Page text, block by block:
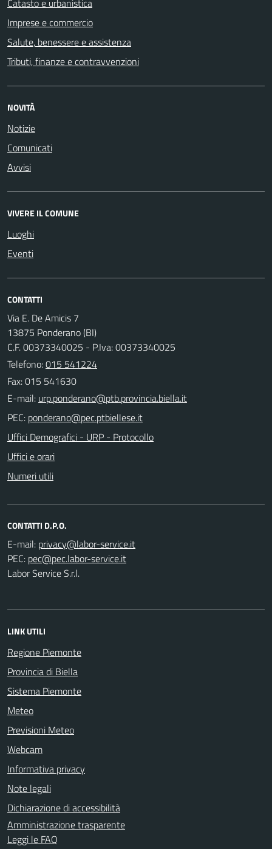
Catasto e urbanistica
Imprese e commercio
Salute, benessere e assistenza
Tributi, finanze e contravvenzioni
NOVITÀ
Notizie
Comunicati
Avvisi
VIVERE IL COMUNE
Luoghi
Eventi
CONTATTI
Via E. De Amicis 7
13875 Ponderano (BI)
C.F. 00373340025 - P.Iva: 00373340025
Telefono:015 541224
Fax: 015 541630
E-mail:
PEC:
Uffici Demografici - URP - Protocollo
Uffici e orari
Numeri utili
CONTATTI D.P.O.
E-mail:
PEC:
Labor Service S.r.l.
LINK UTILI
Regione Piemonte
Provincia di Biella
Sistema Piemonte
Meteo
Previsioni Meteo
Webcam
Informativa privacy
Note legali
Dichiarazione di accessibilità
Amministrazione trasparente
Leggi le FAQ